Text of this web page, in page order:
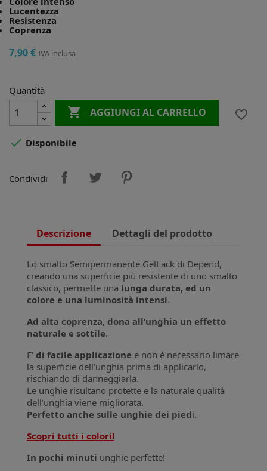
Lucentezza
Resistenza
Coprenza
7,90 € IVA inclusa
Quantità
 AGGIUNGI AL CARRELLO
favorite_border
 Disponibile
Condividi
Descrizione Dettagli del prodotto
Lo smalto Semipermanente GelLack di Depend,
creando una superficie più resistente di uno smalto
classico, permette una lunga durata, ed un
colore e una luminosità intensi.
Ad alta coprenza, dona all’unghia un effetto
naturale e sottile.
E' di facile applicazione e non è necessario limare
la superficie dell’unghia prima di applicarlo,
rischiando di danneggiarla.
Le unghie risultano protette e la naturale qualità
dell’unghia viene migliorata.
Perfetto anche sulle unghie dei piedi.
Scopri tutti i colori!
In pochi minuti unghie perfette!